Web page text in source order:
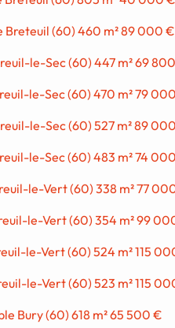
Breteuil (60) 460 m² 89 000 €
le-Sec (60) 447 m² 69
le-Sec (60) 470 m² 79
le-Sec (60) 527 m² 89
le-Sec (60) 483 m² 74
le-Vert (60) 338 m² 77
le-Vert (60) 354 m² 99
le-Vert (60) 524 m² 115
le-Vert (60) 523 m² 115
Bury (60) 618 m² 65 500 €